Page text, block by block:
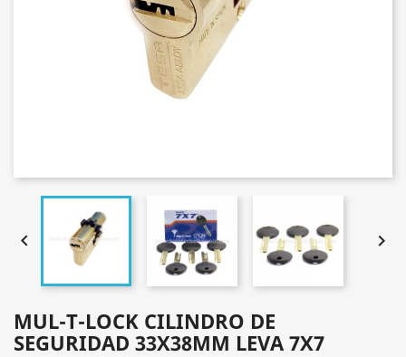
 
MUL-T-LOCK CILINDRO DE
SEGURIDAD 33X38MM LEVA 7X7